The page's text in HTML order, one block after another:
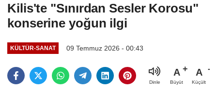
Kilis'te "Sınırdan Sesler Korosu"
konserine yoğun ilgi
KÜLTÜR-SANAT 09 Temmuz 2026 - 00:43
Dinle
A
Büyüt
A
Küçült